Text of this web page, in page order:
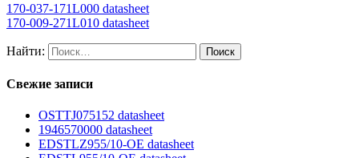
170-037-171L000 datasheet
170-009-271L010 datasheet
Найти:
Свежие записи
OSTTJ075152 datasheet
1946570000 datasheet
EDSTLZ955/10-OE datasheet